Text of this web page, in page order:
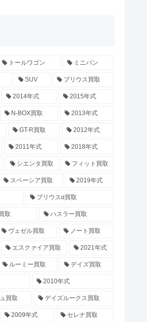
トールワゴン ミニバン
SUV プリウス買取
2014年式 2015年式
N-BOX買取 2013年式
GT-R買取 2012年式
2011年式 2018年式
シエンタ買取 フィット買取
スペーシア買取 2019年式
プリウスα買取
取 ハスラー買取
ヴェゼル買取 ノート買取
エスクァイア買取 2021年式
ルーミー買取 デイズ買取
2010年式
買取 デイズルークス買取
2009年式 セレナ買取